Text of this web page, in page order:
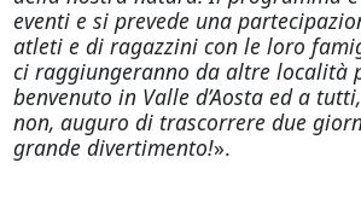
eventi e si prevede una
atleti e di ragazzini con le loro
ci raggiungeranno da altre località
benvenuto in Valle d’Aosta ed a
non, auguro di trascorrere due
grande divertimento!».